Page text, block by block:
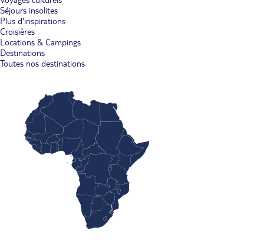
Séjours insolites
Plus d'inspirations
Croisières
Locations & Campings
Destinations
Toutes nos destinations